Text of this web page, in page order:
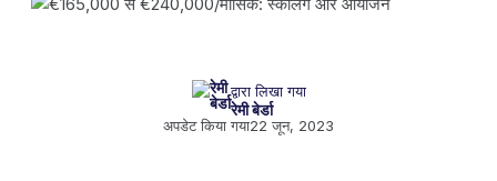
द्वारा लिखा गया
रेमी बेर्डा
अपडेट किया गया22 जून, 2023